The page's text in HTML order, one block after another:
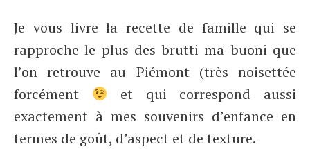
Je vous livre la recette de famille qui se
rapproche le plus des brutti ma buoni que
l’on retrouve au Piémont (très noisettée
forcément
et qui correspond aussi
exactement à mes souvenirs d’enfance en
termes de goût, d’aspect et de texture.